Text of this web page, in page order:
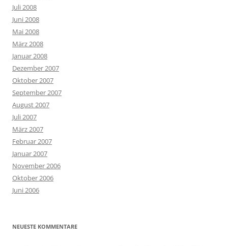
Juli 2008
Juni 2008
Mai 2008
März 2008
Januar 2008
Dezember 2007
Oktober 2007
September 2007
August 2007
Juli 2007
März 2007
Februar 2007
Januar 2007
November 2006
Oktober 2006
Juni 2006
NEUESTE KOMMENTARE